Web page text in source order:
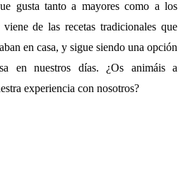
gusta tanto a mayores como a los
de las recetas tradicionales que
en casa, y sigue siendo una opción
en nuestros días. ¿Os animáis a
experiencia con nosotros?